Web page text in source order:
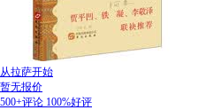
从拉萨开始
暂无报价
500+评论 100%好评